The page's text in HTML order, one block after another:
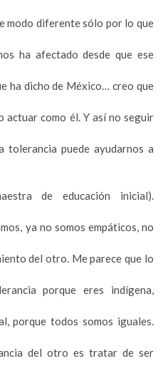
modo diferente sólo por lo que
ha afectado desde que ese
ha dicho de México… creo que
actuar como él. Y así no seguir
tolerancia puede ayudarnos a
de educación inicial).
ya no somos empáticos, no
del otro. Me parece que lo
porque eres indígena,
porque todos somos iguales.
del otro es tratar de ser